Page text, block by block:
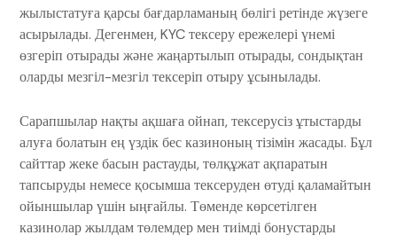
жылыстатуға қарсы бағдарламаның бөлігі ретінде жүзеге
асырылады. Дегенмен, KYC тексеру ережелері үнемі
өзгеріп отырады және жаңартылып отырады, сондықтан
оларды мезгіл-мезгіл тексеріп отыру ұсынылады.
Сарапшылар нақты ақшаға ойнап, тексерусіз ұтыстарды
алуға болатын ең үздік бес казиноның тізімін жасады. Бұл
сайттар жеке басын растауды, төлқұжат ақпаратын
тапсыруды немесе қосымша тексеруден өтуді қаламайтын
ойыншылар үшін ыңғайлы. Төменде көрсетілген
казинолар жылдам төлемдер мен тиімді бонустарды